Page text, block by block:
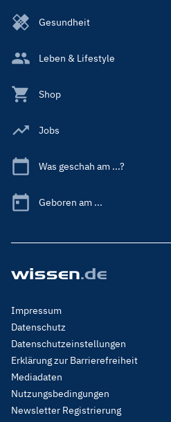
Gesundheit
Leben & Lifestyle
Shop
Jobs
Was geschah am ...?
Geboren am ...
Footer
Menu
Legal
Impressum
Datenschutz
Datenschutzeinstellungen
Erklärung zur Barrierefreiheit
Mediadaten
Nutzungsbedingungen
Newsletter Registrierung